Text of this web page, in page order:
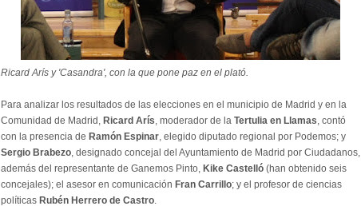
Ricard Arís y 'Casandra', con la que pone paz en el plató.
Para analizar los resultados de las elecciones en el municipio de Madrid y en la
Comunidad de Madrid, Ricard Arís, moderador de la Tertulia en Llamas, contó
con la presencia de Ramón Espinar, elegido diputado regional por Podemos; y
Sergio Brabezo, designado concejal del Ayuntamiento de Madrid por Ciudadanos,
además del representante de Ganemos Pinto, Kike Castelló (han obtenido seis
concejales); el asesor en comunicación Fran Carrillo; y el profesor de ciencias
políticas Rubén Herrero de Castro.